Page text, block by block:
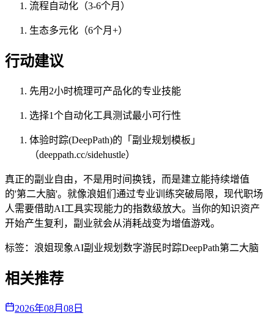
流程自动化（3-6个月）
生态多元化（6个月+）
行动建议
先用2小时梳理可产品化的专业技能
选择1个自动化工具测试最小可行性
体验时踪(DeepPath)的「副业规划模板」
（deeppath.cc/sidehustle）
真正的副业自由，不是用时间换钱，而是建立能持续增值
的'第二大脑'。就像浪姐们通过专业训练突破局限，现代职场
人需要借助AI工具实现能力的指数级放大。当你的知识资产
开始产生复利，副业就会从消耗战变为增值游戏。
标签： 浪姐现象AI副业规划 数字游民时踪DeepPath第二大脑
相关推荐
2026年08月08日